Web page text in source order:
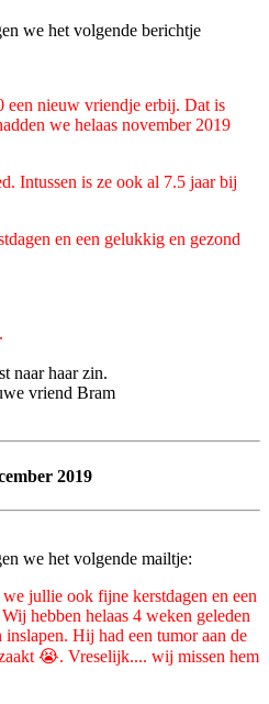
we het volgende berichtje
een nieuw vriendje erbij. Dat is
we helaas november 2019
Intussen is ze ook al 7.5 jaar bij
en een gelukkig en gezond
best naar haar zin.
vriend Bram
2019
we het volgende mailtje:
jullie ook fijne kerstdagen en een
hebben helaas 4 weken geleden
Hij had een tumor aan de
😭. Vreselijk.... wij missen hem